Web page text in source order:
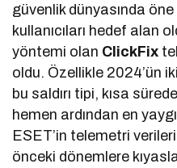
güvenlik dünyasında
kullanıcıları hedef alan
yöntemi olan ClickFix
oldu. Özellikle 2024’ün
bu saldırı tipi, kısa
hemen ardından en
ESET’in telemetri
önceki dönemlere